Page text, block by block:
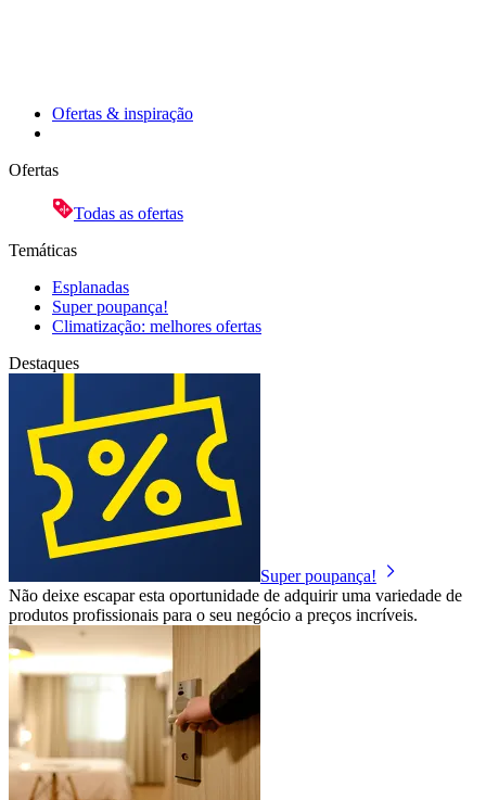
Ofertas & inspiração
Ofertas
Todas as ofertas
Temáticas
Esplanadas
Super poupança!
Climatização: melhores ofertas
Destaques
Super poupança!
Não deixe escapar esta oportunidade de adquirir uma variedade de
produtos profissionais para o seu negócio a preços incríveis.